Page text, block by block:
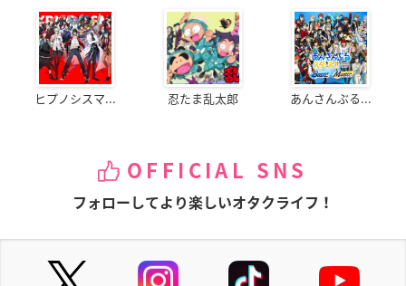
ヒプノシスマ... 忍たま乱太郎 あんさんぶる...
OFFICIAL SNS
フォローしてより楽しいオタクライフ！